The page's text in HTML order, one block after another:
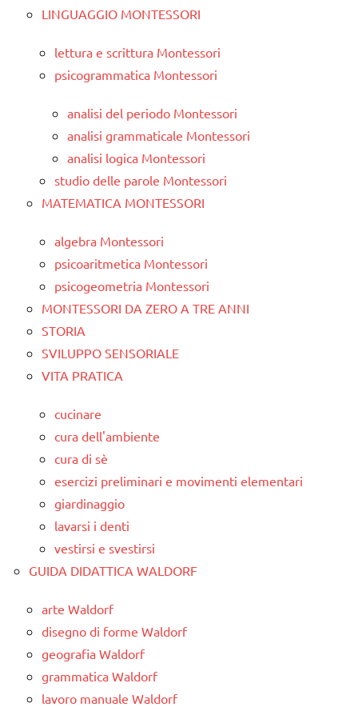
LINGUAGGIO MONTESSORI
lettura e scrittura Montessori
psicogrammatica Montessori
analisi del periodo Montessori
analisi grammaticale Montessori
analisi logica Montessori
studio delle parole Montessori
MATEMATICA MONTESSORI
algebra Montessori
psicoaritmetica Montessori
psicogeometria Montessori
MONTESSORI DA ZERO A TRE ANNI
STORIA
SVILUPPO SENSORIALE
VITA PRATICA
cucinare
cura dell'ambiente
cura di sè
esercizi preliminari e movimenti elementari
giardinaggio
lavarsi i denti
vestirsi e svestirsi
GUIDA DIDATTICA WALDORF
arte Waldorf
disegno di forme Waldorf
geografia Waldorf
grammatica Waldorf
lavoro manuale Waldorf